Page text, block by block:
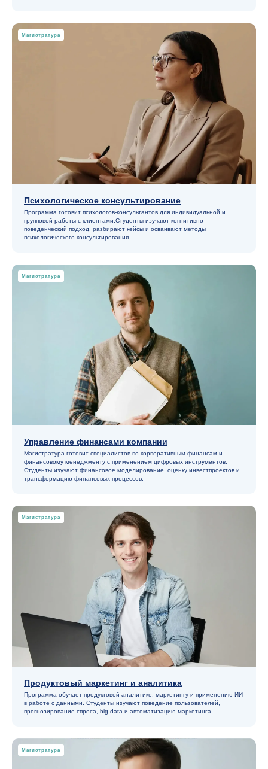
Магистратура
Психологическое консультирование
Программа готовит психологов-консультантов для индивидуальной и
групповой работы с клиентами.Студенты изучают когнитивно-
поведенческий подход, разбирают кейсы и осваивают методы
психологического консультирования.
Магистратура
Управление финансами компании
Магистратура готовит специалистов по корпоративным финансам и
финансовому менеджменту с применением цифровых инструментов.
Студенты изучают финансовое моделирование, оценку инвестпроектов и
трансформацию финансовых процессов.
Магистратура
Продуктовый маркетинг и аналитика
Программа обучает продуктовой аналитике, маркетингу и применению ИИ
в работе с данными. Студенты изучают поведение пользователей,
прогнозирование спроса, big data и автоматизацию маркетинга.
Магистратура
Искусственный интеллект — это
просто инструмент или нечто
большее? Правда, что однажды
он заменит специалистов? Или
нейросети станут нашим недёжным
партнёром?
«После промпта»
документальном фильме
Вышки Онлайн «После
Карьера
будущего
Планируйте карьеру осознанно. В этом разделе
вы найдёте всё, чтобы построить свой путь